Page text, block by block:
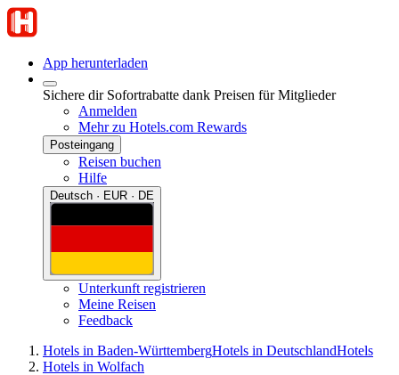
App herunterladen
Sichere dir Sofortrabatte dank Preisen für Mitglieder
Anmelden
Mehr zu Hotels.com Rewards
Posteingang
Reisen buchen
Hilfe
Deutsch · EUR · DE
Unterkunft registrieren
Meine Reisen
Feedback
Hotels in Baden-WürttembergHotels in DeutschlandHotels
Hotels in Wolfach